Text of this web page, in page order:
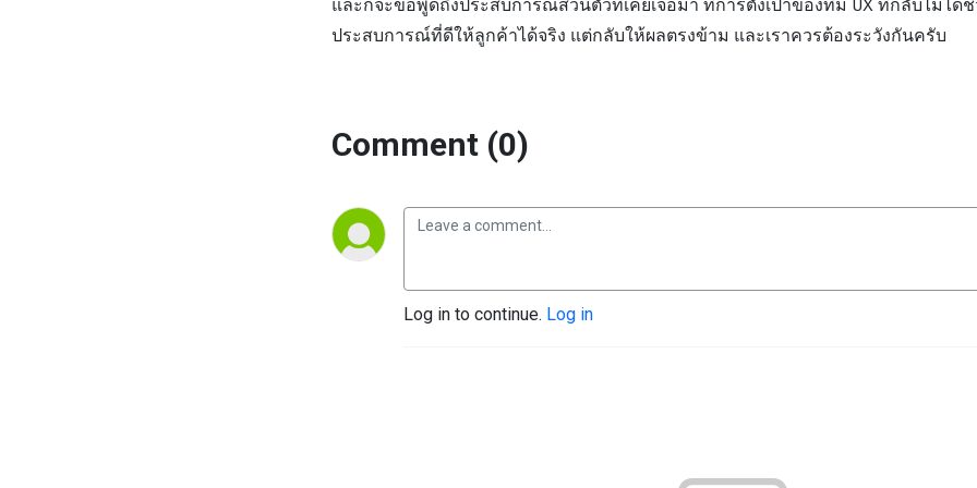
และก็จะขอพูดถึงประสบการณ์ส่วนตัวที่เคยเจอมา ที่การตั้งเป้าของทีม UX ที่กลับไม่ได้
ประสบการณ์ที่ดีให้ลูกค้าได้จริง แต่กลับให้ผลตรงข้าม และเราควรต้องระวังกันครับ
Comment (0)
Log in to continue. Log in